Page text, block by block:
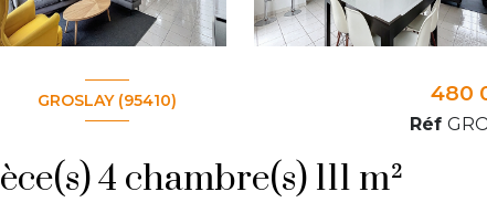
GROSLAY (95410)
Maison 6 pièce(s) 4 chambre(s) 111 m²
480
Réf